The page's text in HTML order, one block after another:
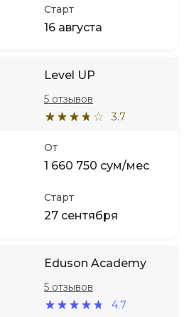
Старт
16 августа
Level UP
3.7
5 отзывов
От
1 660 750 сум/мес
Старт
27 сентября
Eduson Academy
4.7
5 отзывов